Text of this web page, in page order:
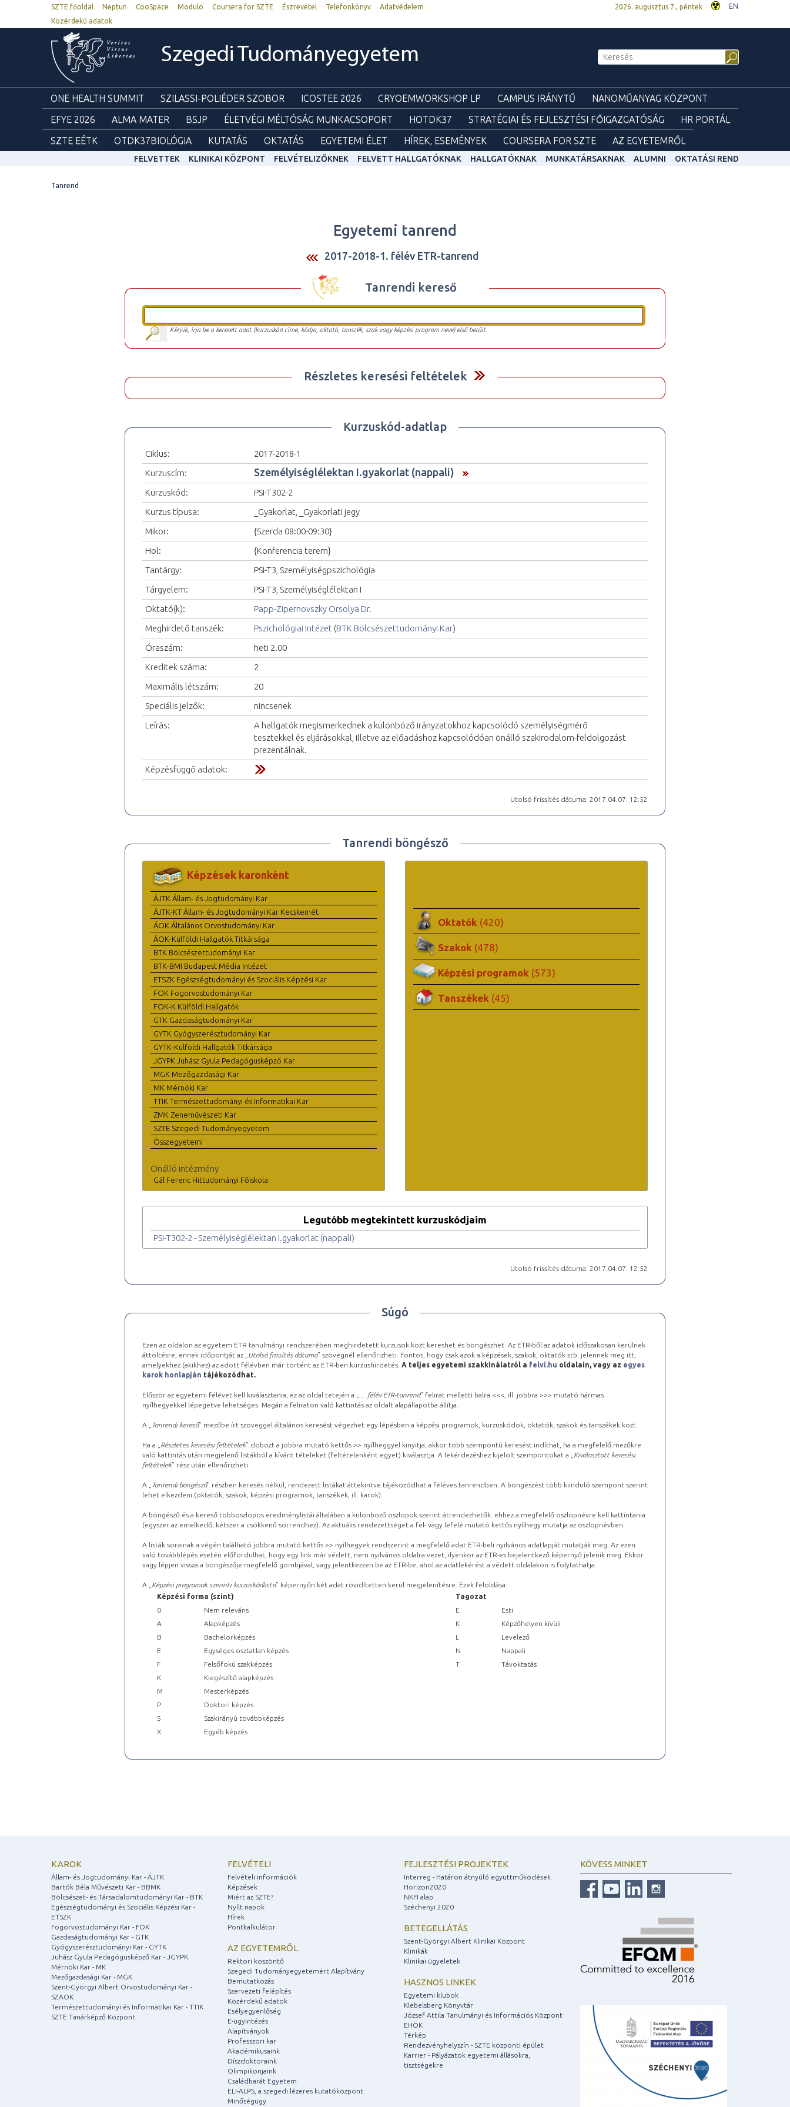
SZTE főoldal Neptun CooSpace Modulo Coursera for SZTE Észrevétel Telefonkönyv
Adatvédelem
Közérdekű adatok
2026. augusztus 7., péntek EN
Szegedi Tudományegyetem
ONE HEALTH SUMMIT SZILASSI-POLIÉDER SZOBOR ICOSTEE 2026 CRYOEMWORKSHOP LP CAMPUS IRÁNYTŰ
NANOMŰANYAG KÖZPONT
EFYE 2026
ALMA MATER BSJP ÉLETVÉGI MÉLTÓSÁG MUNKACSOPORT HOTDK37 STRATÉGIAI ÉS FEJLESZTÉSI FŐIGAZGATÓSÁG
HR PORTÁL
SZTE EÉTK
OTDK37BIOLÓGIA KUTATÁS OKTATÁS EGYETEMI ÉLET HÍREK, ESEMÉNYEK COURSERA FOR SZTE AZ EGYETEMRŐL
FELVETTEK KLINIKAI KÖZPONT FELVÉTELIZŐKNEK FELVETT HALLGATÓKNAK HALLGATÓKNAK MUNKATÁRSAKNAK ALUMNI OKTATÁSI REND
Tanrend
Egyetemi tanrend
2017-2018-1. félév ETR-tanrend
Tanrendi kereső
Kérjük, írja be a keresett adat (kurzuskód címe, kódja, oktató, tanszék, szak vagy képzési program neve) első betűit.
Részletes keresési feltételek
Kurzuskód-adatlap
Ciklus:
2017-2018-1
Kurzuscím:
Személyiséglélektan I.gyakorlat (nappali)
Kurzuskód:
PSI-T302-2
Kurzus típusa:
_Gyakorlat, _Gyakorlati jegy
Mikor:
{Szerda 08:00-09:30}
Hol:
{Konferencia terem}
Tantárgy:
PSI-T3, Személyiségpszichológia
Tárgyelem:
PSI-T3, Személyiséglélektan I
Oktató(k):
Papp-Zipernovszky Orsolya Dr.
Meghirdető tanszék:
Pszichológiai Intézet (BTK Bölcsészettudományi Kar)
Óraszám:
heti 2.00
Kreditek száma:
2
Maximális létszám:
20
Speciális jelzők:
nincsenek
Leírás:
A hallgatók megismerkednek a különböző irányzatokhoz kapcsolódó személyiségmérő
tesztekkel és eljárásokkal, illetve az előadáshoz kapcsolódóan önálló szakirodalom-feldolgozást
prezentálnak.
Képzésfüggő adatok:
Utolsó frissítés dátuma: 2017.04.07. 12:52
Tanrendi böngésző
Képzések karonként
ÁJTK Állam- és Jogtudományi Kar
ÁJTK-KT Állam- és Jogtudományi Kar Kecskemét
ÁOK Általános Orvostudományi Kar
ÁOK-Külföldi Hallgatók Titkársága
BTK Bölcsészettudományi Kar
BTK-BMI Budapest Média Intézet
ETSZK Egészségtudományi és Szociális Képzési Kar
FOK Fogorvostudományi Kar
FOK-K Külföldi Hallgatók
GTK Gazdaságtudományi Kar
GYTK Gyógyszerésztudományi Kar
GYTK-Külföldi Hallgatók Titkársága
JGYPK Juhász Gyula Pedagógusképző Kar
MGK Mezőgazdasági Kar
MK Mérnöki Kar
TTIK Természettudományi és Informatikai Kar
ZMK Zeneművészeti Kar
SZTE Szegedi Tudományegyetem
Összegyetemi
Önálló intézmény
Gál Ferenc Hittudományi Főiskola
Oktatók (420)
Szakok (478)
Képzési programok (573)
Tanszékek (45)
Legutóbb megtekintett kurzuskódjaim
PSI-T302-2 - Személyiséglélektan I.gyakorlat (nappali)
Utolsó frissítés dátuma: 2017.04.07. 12:52
Súgó
Ezen az oldalon az egyetem ETR tanulmányi rendszerében meghirdetett kurzusok közt kereshet és böngészhet. Az ETR-ből az adatok időszakosan kerülnek
áttöltésre, ennek időpontját az „ Utolsó frissítés dátuma” szövegnél ellenőrizheti. Fontos, hogy csak azok a képzések, szakok, oktatók stb. jelennek meg itt,
amelyekhez (akikhez) az adott félévben már történt az ETR-ben kurzushirdetés. A teljes egyetemi szakkínálatról a felvi.hu oldalain, vagy az egyes
karok honlapján tájékozódhat.
Először az egyetemi félévet kell kiválasztania, ez az oldal tetején a „ … félév ETR-tanrend” felirat melletti balra <<<, ill. jobbra >>> mutató hármas
nyílhegyekkel lépegetve lehetséges. Magán a feliraton való kattintás az oldalt alapállapotba állítja.
A „ Tanrendi kereső” mezőbe írt szöveggel általános keresést végezhet egy lépésben a képzési programok, kurzuskódok, oktatók, szakok és tanszékek közt.
Ha a „ Részletes keresési feltételek” dobozt a jobbra mutató kettős >> nyílheggyel kinyitja, akkor több szempontú keresést indíthat, ha a megfelelő mezőkre
való kattintás után megjelenő listákból a kívánt tételeket (feltételenként egyet) kiválasztja. A lekérdezéshez kijelölt szempontokat a „ Kiválasztott keresési
feltételek” rész után ellenőrizheti.
A „ Tanrendi böngésző” részben keresés nélkül, rendezett listákat áttekintve tájékozódhat a féléves tanrendben. A böngészést több kiinduló szempont szerint
lehet elkezdeni (oktatók, szakok, képzési programok, tanszékek, ill. karok).
A böngésző és a kereső többoszlopos eredménylistái általában a különböző oszlopok szerint átrendezhetők: ehhez a megfelelő oszlopnévre kell kattintania
(egyszer az emelkedő, kétszer a csökkenő sorrendhez). Az aktuális rendezettséget a fel- vagy lefelé mutató kettős nyílhegy mutatja az oszlopnévben.
A listák sorainak a végén található jobbra mutató kettős >> nyílhegyek rendszerint a megfelelő adat ETR-beli nyilvános adatlapját mutatják meg. Az ezen
való továbblépés esetén előfordulhat, hogy egy link már védett, nem nyilvános oldalra vezet, ilyenkor az ETR-es bejelentkező képernyő jelenik meg. Ekkor
vagy lépjen vissza a böngészője megfelelő gombjával, vagy jelentkezzen be az ETR-be, ahol az adatlekérést a védett oldalakon is folytathatja.
A „ Képzési programok szerinti kurzuskódlista” képernyőn két adat rövidítetten kerül megjelenítésre. Ezek feloldása:
Képzési forma (szint)
Tagozat
0
Nem releváns E
Esti
A
Alapképzés K
Képzőhelyen kívüli
B
Bachelorképzés L
Levelező
E
Egységes osztatlan képzés N
Nappali
F
Felsőfokú szakképzés T
Távoktatás
K
Kiegészítő alapképzés
M
Mesterképzés
P
Doktori képzés
S
Szakirányú továbbképzés
X
Egyéb képzés
KAROK
Állam- és Jogtudományi Kar - ÁJTK
Bartók Béla Művészeti Kar - BBMK
Bölcsészet- és Társadalomtudományi Kar - BTK
Egészségtudományi és Szociális Képzési Kar -
ETSZK
Fogorvostudományi Kar - FOK
Gazdaságtudományi Kar - GTK
Gyógyszerésztudományi Kar - GYTK
Juhász Gyula Pedagógusképző Kar - JGYPK
Mérnöki Kar - MK
Mezőgazdasági Kar - MGK
Szent-Györgyi Albert Orvostudományi Kar -
SZAOK
Természettudományi és Informatikai Kar - TTIK
SZTE Tanárképző Központ
FELVÉTELI
Felvételi információk
Képzések
Miért az SZTE?
Nyílt napok
Hírek
Pontkalkulátor
AZ EGYETEMRŐL
Rektori köszöntő
Szegedi Tudományegyetemért Alapítvány
Bemutatkozás
Szervezeti felépítés
Közérdekű adatok
Esélyegyenlőség
E-ügyintézés
Alapítványok
Professzori kar
Akadémikusaink
Díszdoktoraink
Olimpikonjaink
Családbarát Egyetem
ELI-ALPS, a szegedi lézeres kutatóközpont
Minőségügy
FEJLESZTÉSI PROJEKTEK
Interreg - Határon átnyúló együttműködések
Horizon2020
NKFI alap
Széchenyi 2020
BETEGELLÁTÁS
Szent-Györgyi Albert Klinikai Központ
Klinikák
Klinikai ügyeletek
HASZNOS LINKEK
Egyetemi klubok
Klebelsberg Könyvtár
József Attila Tanulmányi és Információs Központ
EHÖK
Térkép
Rendezvényhelyszín - SZTE központi épület
Karrier - Pályázatok egyetemi állásokra,
tisztségekre
KÖVESS MINKET